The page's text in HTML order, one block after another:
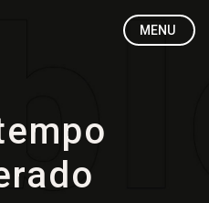
MENU